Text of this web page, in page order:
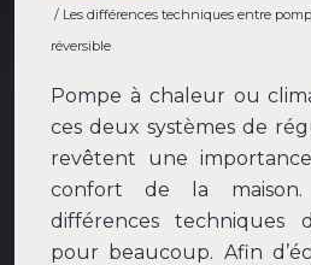
/ Les différences techniques entre
réversible
Pompe à chaleur ou
ces deux systèmes de
revêtent une
confort de la
différences techniques
pour beaucoup. Afin